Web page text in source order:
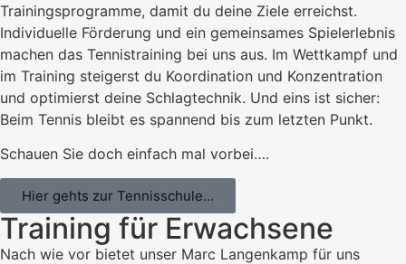
Trainingsprogramme, damit du deine Ziele erreichst.
Individuelle Förderung und ein gemeinsames Spielerlebnis
machen das Tennistraining bei uns aus. Im Wettkampf und
im Training steigerst du Koordination und Konzentration
und optimierst deine Schlagtechnik. Und eins ist sicher:
Beim Tennis bleibt es spannend bis zum letzten Punkt.
Schauen Sie doch einfach mal vorbei….
Hier gehts zur Tennisschule...
Training für Erwachsene
Nach wie vor bietet unser Marc Langenkamp für uns